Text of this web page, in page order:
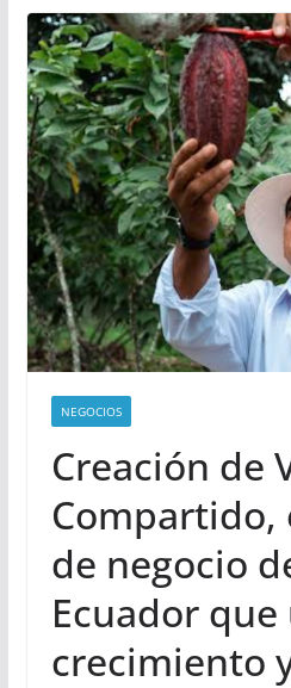
NEGOCIOS
Creación de
Compartido,
de negocio
Ecuador que
crecimiento